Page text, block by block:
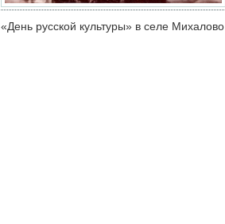
«День русской культуры» в селе Михалово